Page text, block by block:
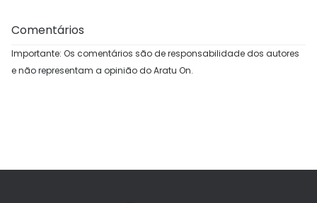
Comentários
Importante: Os comentários são de responsabilidade dos autores
e não representam a opinião do Aratu On.